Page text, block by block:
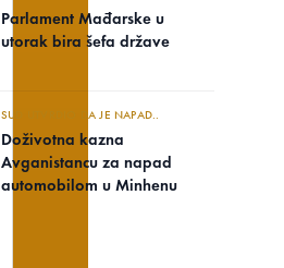
Parlament Mađarske u
utorak bira šefa države
SUD UTVRDIO DA JE NAPAD..
Doživotna kazna
Avganistancu za napad
automobilom u Minhenu